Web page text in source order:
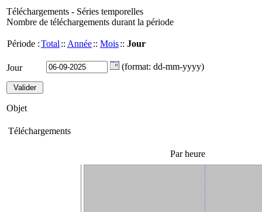
Téléchargements - Séries temporelles
Nombre de téléchargements durant la période
Période :Total :: Année:: Mois:: Jour
Jour (format: dd-mm-yyyy)
Objet
Téléchargements
Par heure